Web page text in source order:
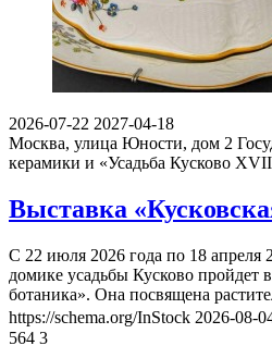
2026-07-22 2027-04-18
Москва, улица Юности, дом 2
керамики и «Усадьба Кусково
Выставка
С 22 июля 2026 года по 18 апреля
домике усадьбы Кусково пройдет
ботаника». Она посвящена
https://schema.org/InStock 2026-08-
564 3